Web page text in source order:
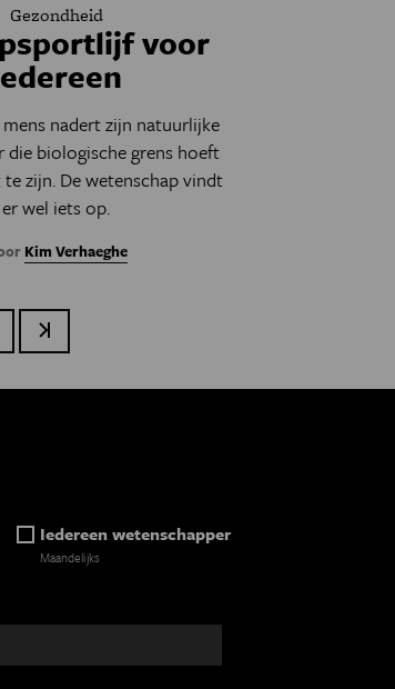
Gezondheid
voor
nadert zijn natuurlijke
die biologische grens hoeft
zijn. De wetenschap vindt
er wel iets op.
Kim Verhaeghe
pagina
Laatste pagina
Iedereen wetenschapper
Maandelijks